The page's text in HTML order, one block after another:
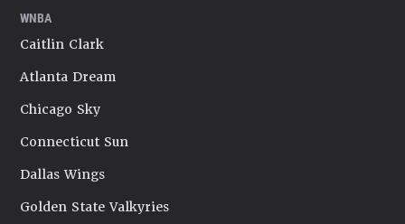
WNBA
Caitlin Clark
Atlanta Dream
Chicago Sky
Connecticut Sun
Dallas Wings
Golden State Valkyries